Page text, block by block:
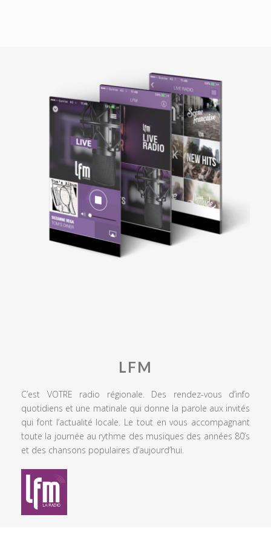
LFM
C’est VOTRE radio régionale. Des rendez-vous d’info
quotidiens et une matinale qui donne la parole aux invités
qui font l’actualité locale. Le tout en vous accompagnant
toute la journée au rythme des musiques des années 80’s
et des chansons populaires d’aujourd’hui.